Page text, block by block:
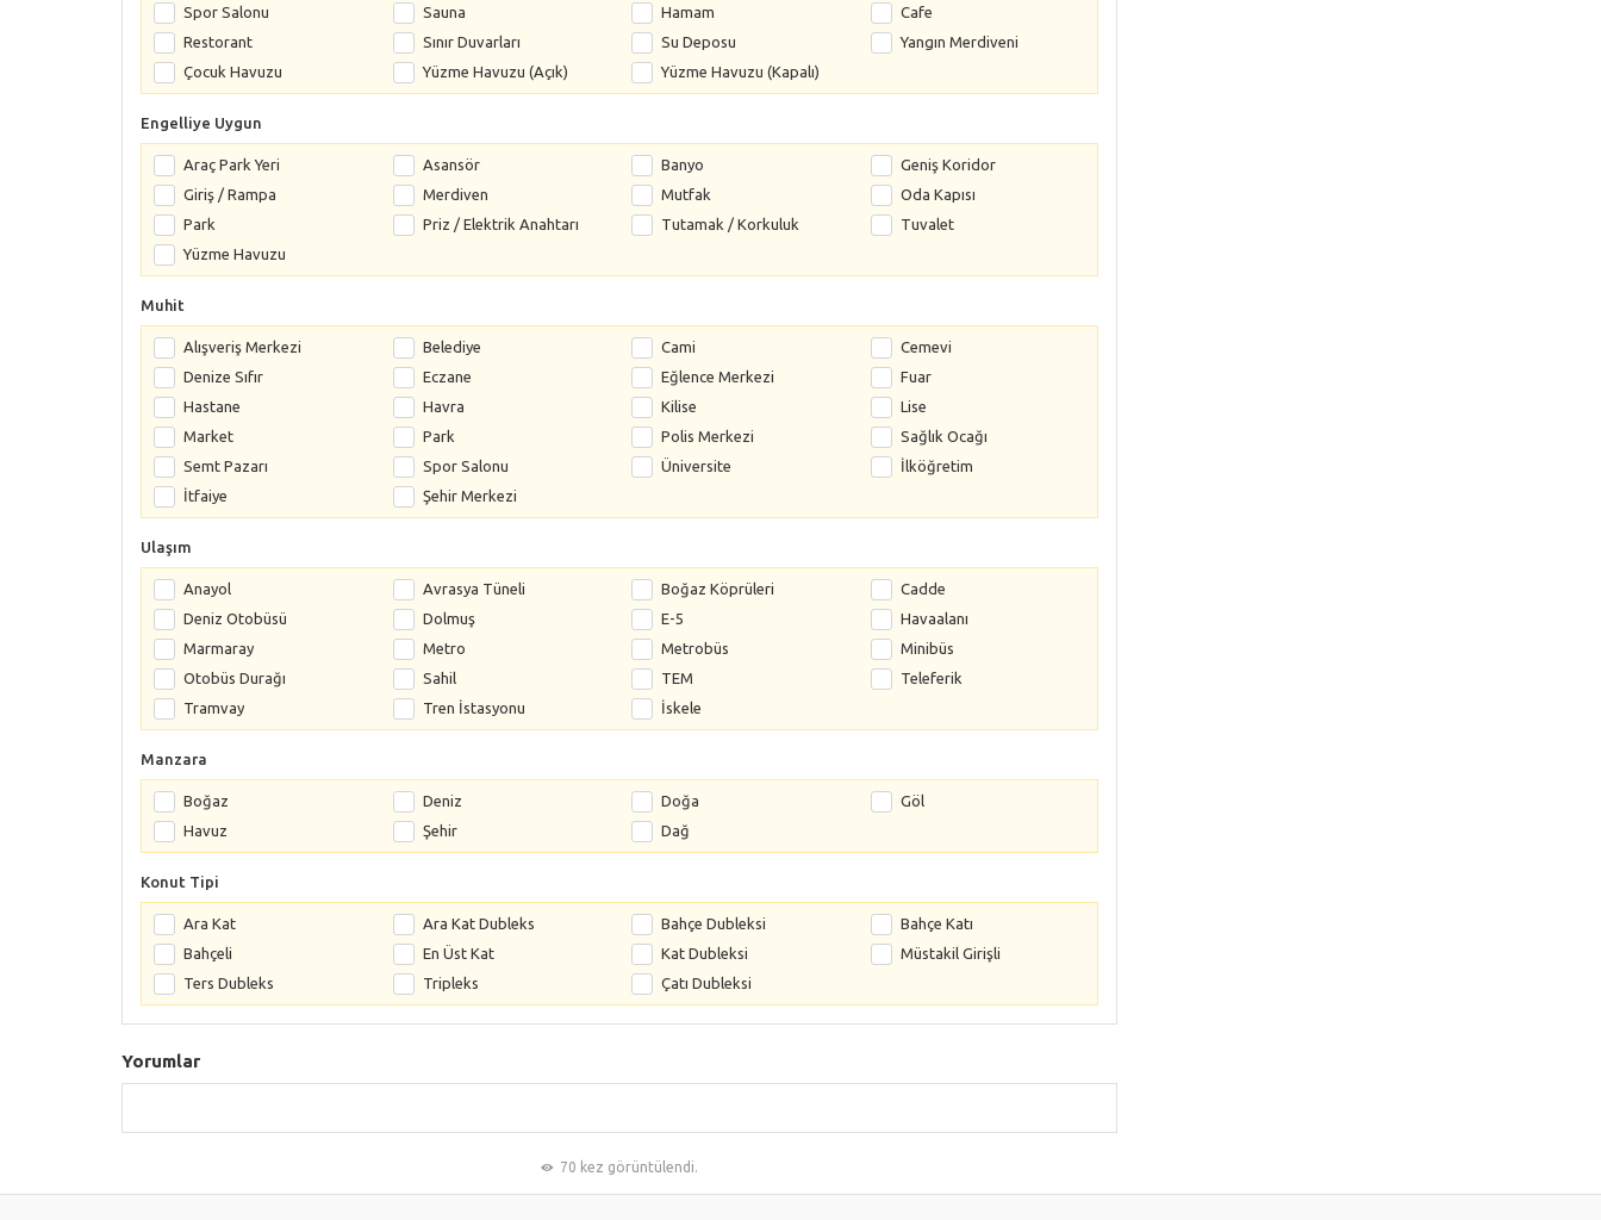
Spor Salonu
Sauna Hamam
Cafe
Restorant
Sınır Duvarları Su Deposu
Yangın Merdiveni
Çocuk Havuzu
Yüzme Havuzu (Açık) Yüzme Havuzu (Kapalı)
Engelliye Uygun
Araç Park Yeri Asansör Banyo
Geniş Koridor
Giriş / Rampa
Merdiven Mutfak
Oda Kapısı
Park
Priz / Elektrik Anahtarı Tutamak / Korkuluk
Tuvalet
Yüzme Havuzu
Muhit
Alışveriş Merkezi Belediye Cami
Cemevi
Denize Sıfır
Eczane Eğlence Merkezi
Fuar
Hastane
Havra Kilise
Lise
Market
Park Polis Merkezi
Sağlık Ocağı
Semt Pazarı
Spor Salonu Üniversite
İlköğretim
İtfaiye
Şehir Merkezi
Ulaşım
Anayol Avrasya Tüneli Boğaz Köprüleri
Cadde
Deniz Otobüsü
Dolmuş E-5
Havaalanı
Marmaray
Metro Metrobüs
Minibüs
Otobüs Durağı
Sahil TEM
Teleferik
Tramvay
Tren İstasyonu İskele
Manzara
Boğaz Deniz Doğa
Göl
Havuz
Şehir Dağ
Konut Tipi
Ara Kat Ara Kat Dubleks Bahçe Dubleksi
Bahçe Katı
Bahçeli
En Üst Kat Kat Dubleksi
Müstakil Girişli
Ters Dubleks
Tripleks Çatı Dubleksi
Yorumlar
70 kez görüntülendi.